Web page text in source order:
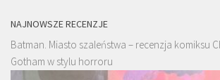
NAJNOWSZE RECENZJE
Batman. Miasto szaleństwa – recenzja komiksu
Gotham w stylu horroru